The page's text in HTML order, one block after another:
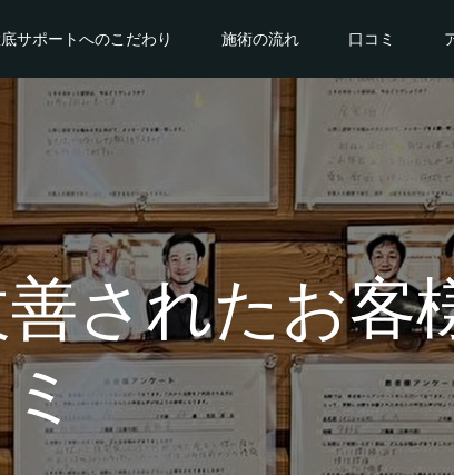
サポートへのこだわり 施術の流れ 口コミ
されたお客
ミ